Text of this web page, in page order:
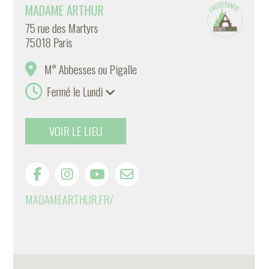
MADAME ARTHUR
75 rue des Martyrs
75018 Paris
M° Abbesses ou Pigalle
Fermé le Lundi
VOIR LE LIEU
MADAMEARTHUR.FR/